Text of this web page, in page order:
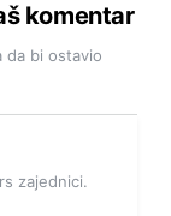
komentar
da bi ostavio
zajednici.